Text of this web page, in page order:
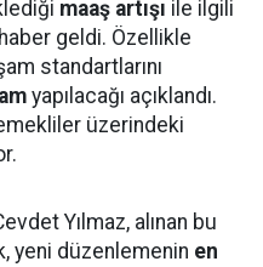
maaş artışı ile ilgili
geldi. Özellikle
standartlarını
yapılacağı açıklandı.
üzerindeki
Yılmaz, alınan bu
yeni düzenlemenin en